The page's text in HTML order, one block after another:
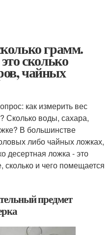
грамм.
сколько
чайных
как измерить вес
Сколько воды, сахара,
В большинстве
либо чайных ложках,
десертная ложка - это
сколько и чего помещается
предмет